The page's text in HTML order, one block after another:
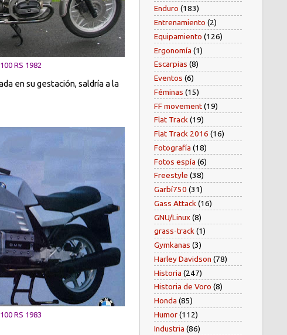
RS 1982
en su gestación, saldría a la
RS 1983
Enduro (183)
Entrenamiento (2)
Equipamiento (126)
Ergonomía (1)
Escarpias (8)
Eventos (6)
Féminas (15)
FF movement(19)
Flat Track(19)
Flat Track 2016 (16)
Fotografía (18)
Fotos espía (6)
Freestyle (38)
Garbí750 (31)
Gass Attack (16)
GNU/Linux(8)
grass-track(1)
Gymkanas (3)
Harley Davidson (78)
Historia (247)
Historia de Voro (8)
Honda (85)
Humor(112)
Industria (86)